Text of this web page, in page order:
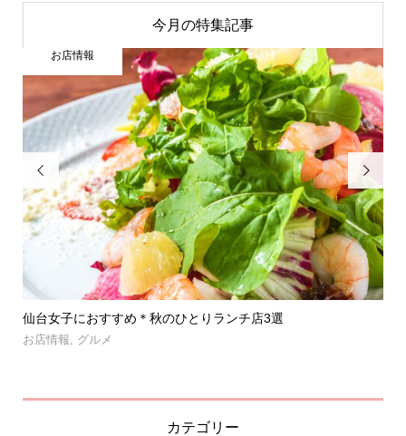
今月の特集記事

仙台女子におすすめ＊秋のひとりランチ店3選
お店情報 グルメ
お店情報

カテゴリー